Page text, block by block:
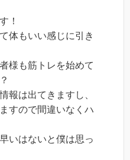
！
体もいい感じに引き
様も筋トレを始めて
報は出てきますし、
すので間違いなくハ
いはないと僕は思っ